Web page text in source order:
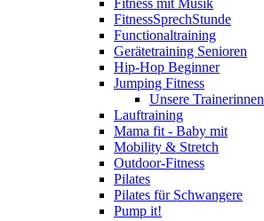
Fitness mit Musik
FitnessSprechStunde
Functionaltraining
Gerätetraining Senioren
Hip-Hop Beginner
Jumping Fitness
Unsere Trainerinnen
Lauftraining
Mama fit - Baby mit
Mobility & Stretch
Outdoor-Fitness
Pilates
Pilates für Schwangere
Pump it!